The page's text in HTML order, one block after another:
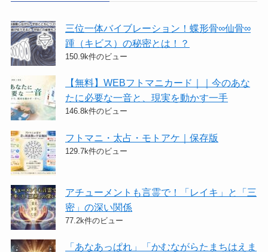
三位一体バイブレーション！蝶形骨∞仙骨∞
踵（キビス）の秘密とは！？
150.9k件のビュー
【無料】WEBフトマニカード｜｜今のあな
たに必要な一音と、現実を動かす一手
146.8k件のビュー
フトマニ・太占・モトアケ｜保存版
129.7k件のビュー
アチューメントも言霊で！「レイキ」と「三
密」の深い関係
77.2k件のビュー
「あなあっぱれ」「かむながらたまちはえま